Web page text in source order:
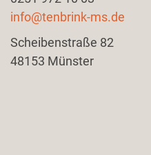
info@tenbrink-ms.de
Scheibenstraße 82
​48153 Münster